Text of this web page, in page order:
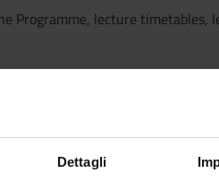
Dettagli
Programme, lecture
Tradition (m)